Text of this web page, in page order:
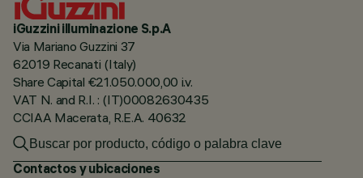
iGuzzini illuminazione S.p.A
Via Mariano Guzzini 37
62019 Recanati (Italy)
Share Capital €21.050.000,00 i.v.
VAT N. and R.I. : (IT)00082630435
CCIAA Macerata, R.E.A. 40632
Contactos y ubicaciones